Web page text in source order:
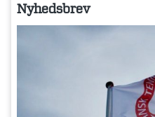
Nyhedsbrev